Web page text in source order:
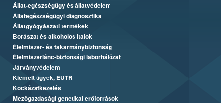
Állat-egészségügy és állatvédelem
Állategészségügyi diagnosztika
Állatgyógyászati termékek
Borászat és alkoholos italok
Élelmiszer- és takarmánybiztonság
Élelmiszerlánc-biztonsági laborhálózat
Járványvédelem
Kiemelt ügyek, EUTR
Kockázatkezelés
Mezőgazdasági genetikai erőforrások